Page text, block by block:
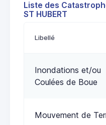
Liste des
ST HUBERT
Libellé
Inondations et/ou
Coulées de Boue
Mouvement de